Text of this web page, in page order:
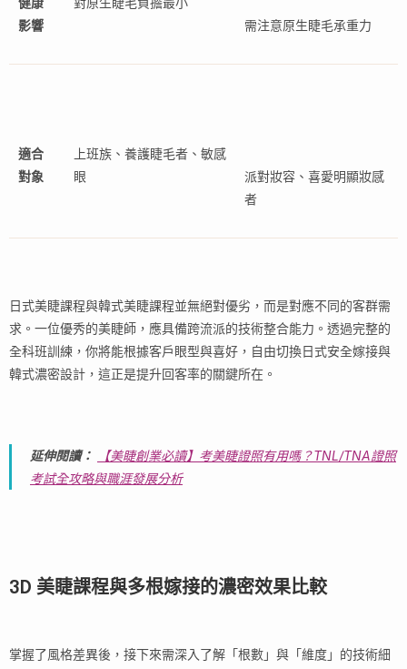
影響
需注意原生睫毛承重力
適合
對象
上班族、養護睫毛者、敏感
眼
派對妝容、喜愛明顯妝感
者
日式美睫課程與韓式美睫課程並無絕對優劣，而是對應不同的客群需
求。一位優秀的美睫師，應具備跨流派的技術整合能力。透過完整的
全科班訓練，你將能根據客戶眼型與喜好，自由切換日式安全嫁接與
韓式濃密設計，這正是提升回客率的關鍵所在。
延伸閱讀：
【美睫創業必讀】考美睫證照有用嗎？TNL/TNA證照
考試全攻略與職涯發展分析
3D 美睫課程與多根嫁接的濃密效果比較
掌握了風格差異後，接下來需深入了解「根數」與「維度」的技術細